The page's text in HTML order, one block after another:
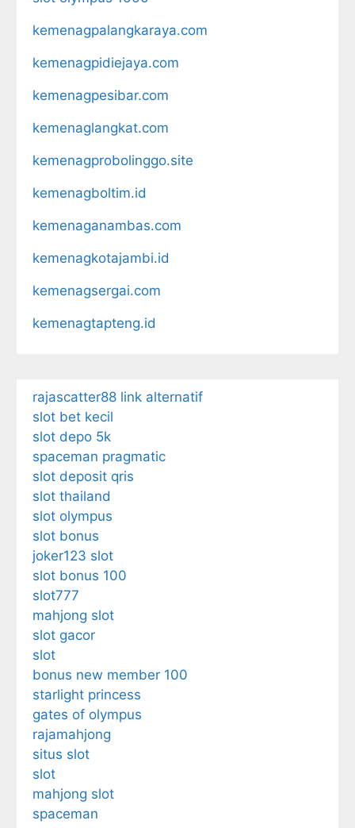
kemenagpalangkaraya.com
kemenagpidiejaya.com
kemenagpesibar.com
kemenaglangkat.com
kemenagprobolinggo.site
kemenagboltim.id
kemenaganambas.com
kemenagkotajambi.id
kemenagsergai.com
kemenagtapteng.id
rajascatter88 link alternatif
slot bet kecil
slot depo 5k
spaceman pragmatic
slot deposit qris
slot thailand
slot olympus
slot bonus
joker123 slot
slot bonus 100
slot777
mahjong slot
slot gacor
slot
bonus new member 100
starlight princess
gates of olympus
rajamahjong
situs slot
slot
mahjong slot
spaceman